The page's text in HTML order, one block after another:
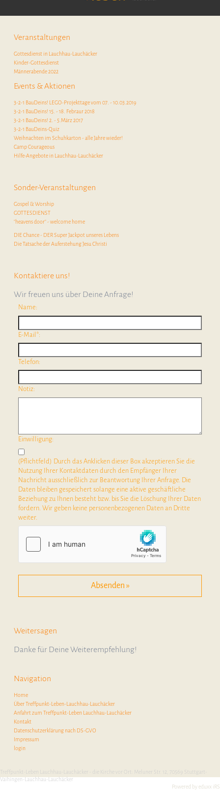
Kontaktiere uns!
Wir freuen uns über Deine Anfrage!
Name:
E-Mail*:
Telefon:
Notiz:
Einwilligung:
(Pflichtfeld) Durch das Anklicken dieser Box akzeptieren Sie die
Nutzung Ihrer Kontaktdaten durch den Empfänger Ihrer
Nachricht ausschließlich zur Beantwortung Ihrer Anfrage. Die
Daten bleiben gespeichert solange eine aktive geschäftliche
Beziehung zu Ihnen besteht bzw. bis Sie die Löschung Ihrer Daten
fordern. Wir geben keine personenbezogenen Daten an Dritte
weiter.
Veranstaltungen
Gottesdienst in Lauchhau-Lauchäcker
Kinder-Gottesdienst
Männerabende 2022
Events & Aktionen
3-2-1 BauDeins! LEGO-Projekttage vom 07. - 10.03.2019
3-2-1 BauDeins! 15. - 18. Febraur 2018
3-2-1 BauDeins! 2. - 5.März 2017
3-2-1 BauDeins-Quiz
Weihnachten im Schuhkarton - alle Jahre wieder!
Camp Courageous
Hilfe-Angebote in Lauchhau-Lauchäcker
Sonder-Veranstaltungen
Gospel & Worship
GOTTESDIENST
"heavens door" - welcome home
DIE Chance - DER Super Jackpot unseres Lebens
Die Tatsache der Auferstehung Jesu Christi
Weitersagen
Danke für Deine Weiterempfehlung!
Navigation
Home
Über Treffpunkt-Leben-Lauchhau-Lauchäcker
Anfahrt zum Treffpunkt-Leben Lauchhau-Lauchäcker
Kontakt
Datenschutzerklärung nach DS-GVO
Impressum
login
Treffpunkt-Leben Lauchhau-Lauchäcker - die Kirche vor Ort: Meluner Str. 12, 70569 Stuttgart-
Vaihingen-Lauchhau-Lauchäcker
Powered by eduxx iRS